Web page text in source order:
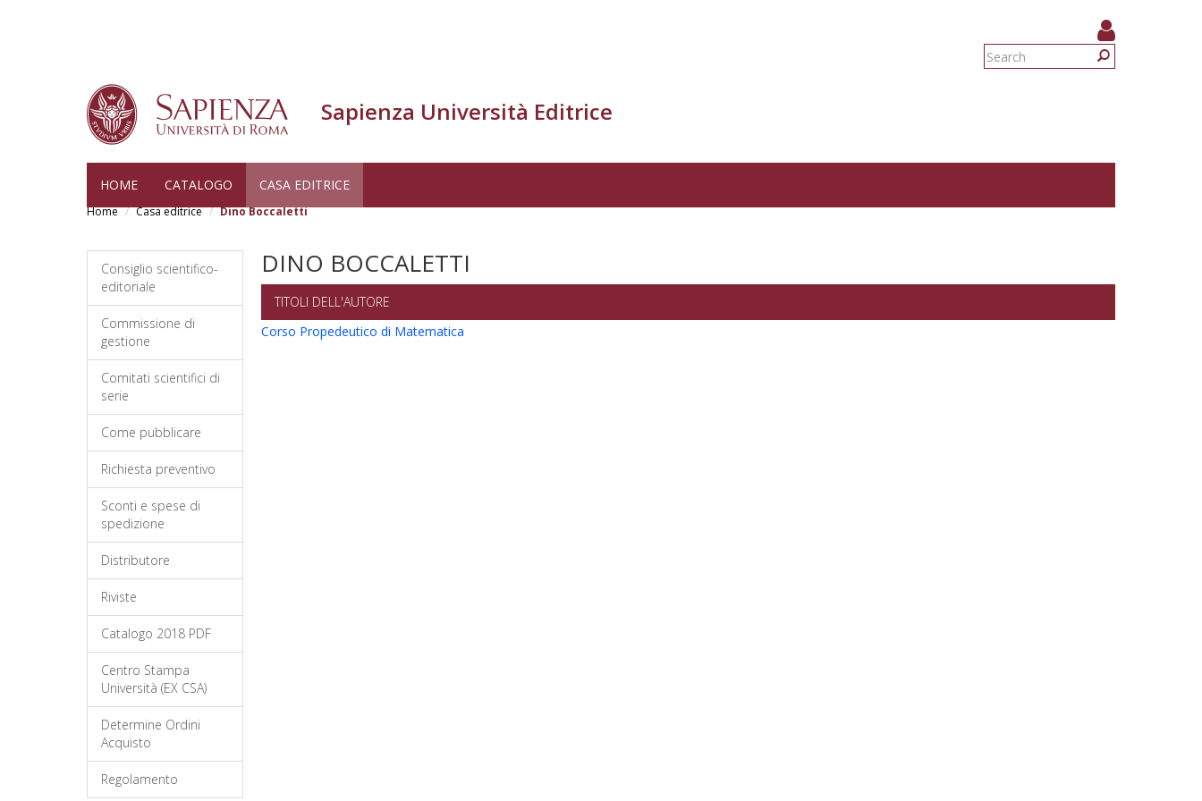
Search
Sapienza Università Editrice
HOME CATALOGO CASA EDITRICE
Home Casa editrice Dino Boccaletti
Consiglio scientifico-
editoriale
Commissione di
gestione
Comitati scientifici di
serie
Come pubblicare
Richiesta preventivo
Sconti e spese di
spedizione
Distributore
Riviste
Catalogo 2018 PDF
Centro Stampa
Università (EX CSA)
Determine Ordini
Acquisto
Regolamento
DINO BOCCALETTI
TITOLI DELL'AUTORE
Corso Propedeutico di Matematica